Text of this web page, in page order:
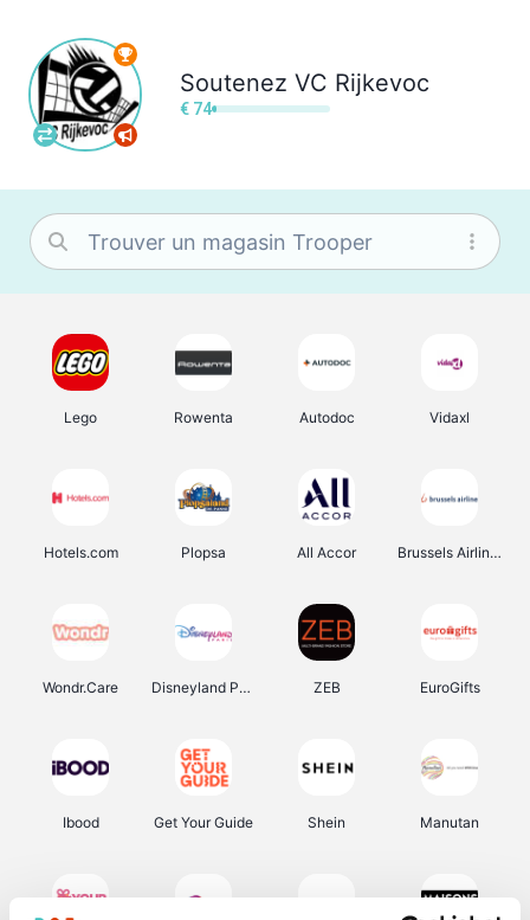
Soutenez VC Rijkevoc
€ 74
Lego Rowenta Autodoc Vidaxl
Hotels.com Plopsa All Accor Brussels Airlines
Wondr.Care Disneyland Paris ZEB EuroGifts
Ibood Get Your Guide Shein Manutan